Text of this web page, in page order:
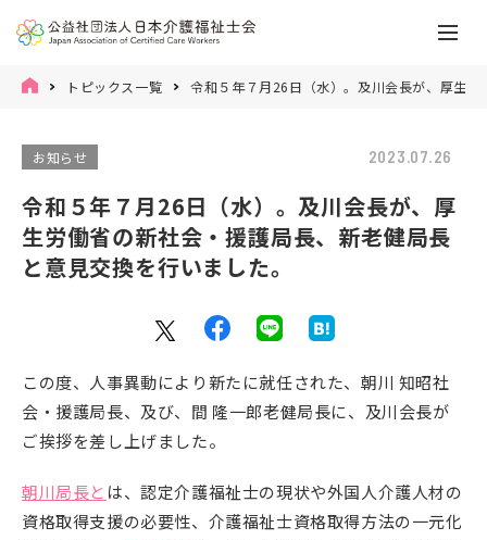
トピックス一覧 令和５年７月26日（水）。及川会長が、厚生
お知らせ 2023.07.26
令和５年７月26日（水）。及川会長が、厚
生労働省の新社会・援護局長、新老健局長
と意見交換を行いました。
この度、人事異動により新たに就任された、朝川 知昭社
会・援護局長、及び、間 隆一郎老健局長に、及川会長が
ご挨拶を差し上げました。
朝川局長と は、認定介護福祉士の現状や外国人介護人材の
資格取得支援の必要性、介護福祉士資格取得方法の一元化